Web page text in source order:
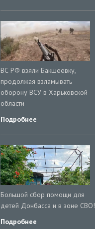
ВС РФ взяли Бакшеевку,
продолжая взламывать
оборону ВСУ в Харьковской
области
Подробнее
Большой сбор помощи для
детей Донбасса и в зоне СВО!
Подробнее